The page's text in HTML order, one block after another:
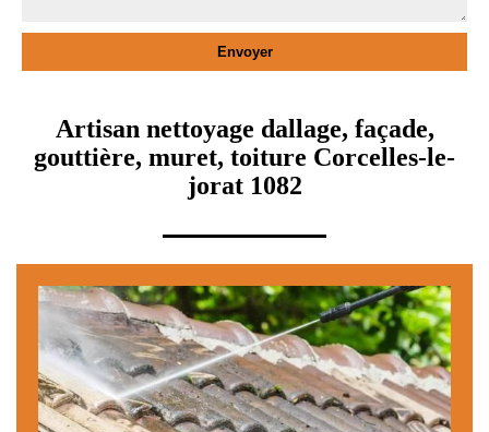
Artisan nettoyage dallage, façade,
gouttière, muret, toiture Corcelles-le-
jorat 1082